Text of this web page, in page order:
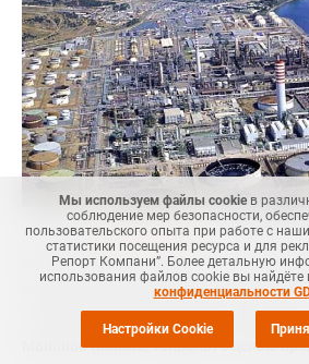
МОСКВА (Маркет Репорт) --
Petrochemical Corp (FPCC), крупный
нефтехимической продукции,
остановить производство на крекинг-
Майлиао (Mailiao, Тайвань) с целью
Мы используем файлы cookieв
соблюдение мер безопасности,
пользовательского опыта при работе с
статистики посещения ресурса и для
Репорт Компани”. Более детальную
использования файлов cookie вы найдёте
конфиденциальности
Настройки Cookie